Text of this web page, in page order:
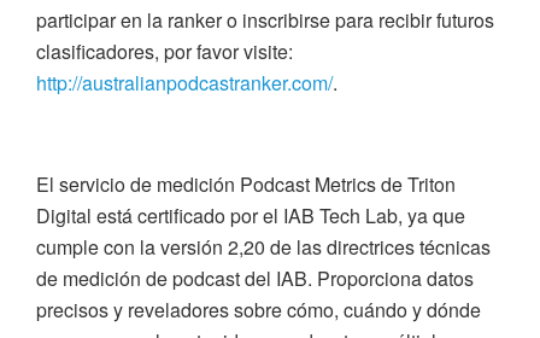
participar en la ranker o inscribirse para recibir futuros
clasificadores, por favor visite:
http://australianpodcastranker.com/.
El servicio de medición Podcast Metrics de Triton
Digital está certificado por el IAB Tech Lab, ya que
cumple con la versión 2,20 de las directrices técnicas
de medición de podcast del IAB. Proporciona datos
precisos y reveladores sobre cómo, cuándo y dónde